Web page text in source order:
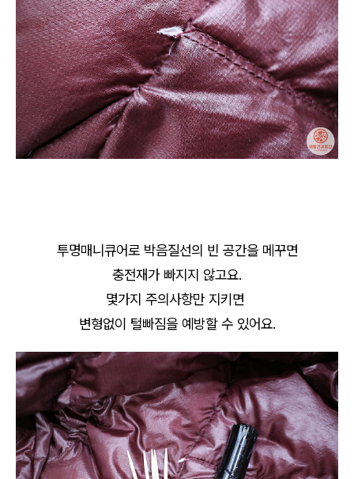
투명매니큐어로 박음질선의 빈 공간을 메꾸면
충전재가 빠지지 않고요.
몇가지 주의사항만 지키면
변형없이 털빠짐을 예방할 수 있어요.